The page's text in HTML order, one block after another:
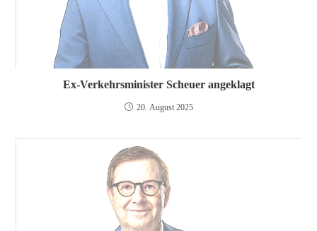
Ex-Verkehrsminister Scheuer angeklagt
20. August 2025